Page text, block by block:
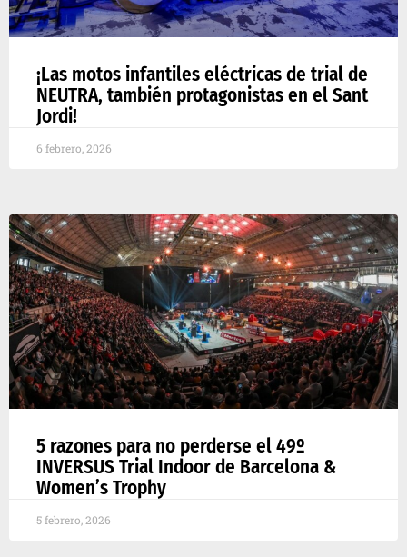
¡Las motos infantiles eléctricas de trial de
NEUTRA, también protagonistas en el Sant
Jordi!
6 febrero, 2026
5 razones para no perderse el 49º
INVERSUS Trial Indoor de Barcelona &
Women’s Trophy
5 febrero, 2026